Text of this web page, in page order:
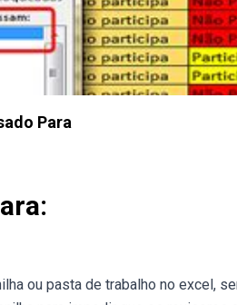
Para
ou pasta de trabalho no excel,